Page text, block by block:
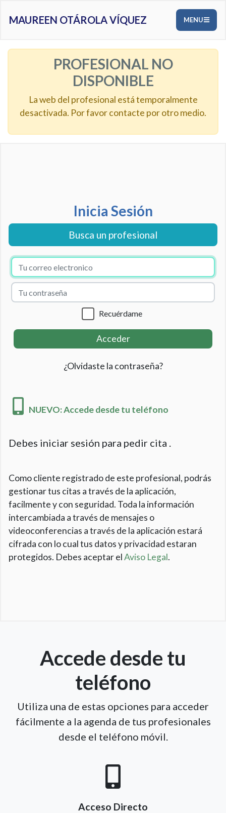
PROFESIONAL NO
DISPONIBLE
La web del profesional está temporalmente
desactivada. Por favor contacte por otro medio.
MAUREEN OTÁROLA VÍQUEZ MENU
Inicia Sesión
Busca un profesional
Recuérdame
Acceder
¿Olvidaste la contraseña?
NUEVO: Accede desde tu teléfono
Debes iniciar sesión para pedir cita .
Como cliente registrado de este profesional, podrás
gestionar tus citas a través de la aplicación,
facilmente y con seguridad. Toda la información
intercambiada a través de mensajes o
videoconferencias a través de la aplicación estará
cifrada con lo cual tus datos y privacidad estaran
protegidos. Debes aceptar elAviso Legal.
Accede desde tu
teléfono
Utiliza una de estas opciones para acceder
fácilmente a la agenda de tus profesionales
desde el teléfono móvil.
Acceso Directo